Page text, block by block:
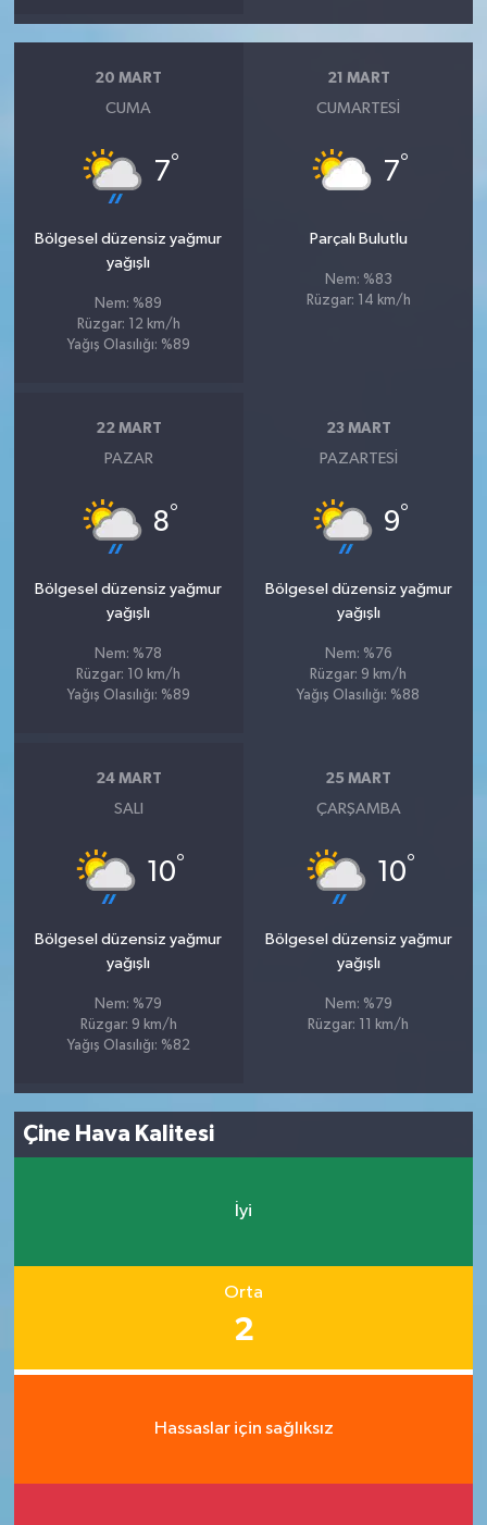
20 MART
CUMA
7°
Bölgesel düzensiz yağmur
yağışlı
Nem: %89
Rüzgar: 12 km/h
Yağış Olasılığı: %89
21 MART
CUMARTESI
7°
Parçalı Bulutlu
Nem: %83
Rüzgar: 14 km/h
22 MART
PAZAR
8°
Bölgesel düzensiz yağmur
yağışlı
Nem: %78
Rüzgar: 10 km/h
Yağış Olasılığı: %89
23 MART
PAZARTESI
9°
Bölgesel düzensiz yağmur
yağışlı
Nem: %76
Rüzgar: 9 km/h
Yağış Olasılığı: %88
24 MART
SALI
10°
Bölgesel düzensiz yağmur
yağışlı
Nem: %79
Rüzgar: 9 km/h
Yağış Olasılığı: %82
25 MART
ÇARŞAMBA
10°
Bölgesel düzensiz yağmur
yağışlı
Nem: %79
Rüzgar: 11 km/h
Çine Hava Kalitesi
İyi
Orta
2
Hassaslar için sağlıksız